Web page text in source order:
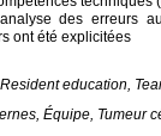
des erreurs
ont été explicitées
education,
Équipe, Tumeur